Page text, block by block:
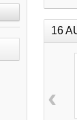
16
‹